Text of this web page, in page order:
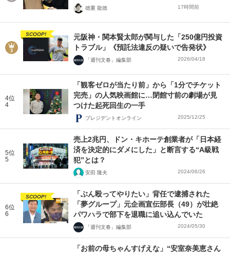
徳重 龍徳 17時間前
SCOOP!
元阪神・関本賢太郎が関与した「250億円投資
トラブル」《預託法違反の疑いで告発状》
「週刊文春」編集部 2026/04/18
4位
4
「観客ゼロが当たり前」から「1分でチケット
完売」の人気映画館に…閉館寸前の劇場が見
つけた起死回生の一手
プレジデントオンライン 2025/12/25
5位
5
売上2兆円、ドン・キホーテ創業者が「日本経
済を決定的にダメにした」と断言する“A級戦
犯”とは？
安田 隆夫 2024/06/26
6位
6
SCOOP!
「ぶん殴ってやりたい」背任で逮捕された
「夢グループ」元企画宣伝部長（49）が壮絶
パワハラで部下を退職に追い込んでいた
「週刊文春」編集部 2024/05/30
「お前の母ちゃんすげえな」“安室奈美恵さん